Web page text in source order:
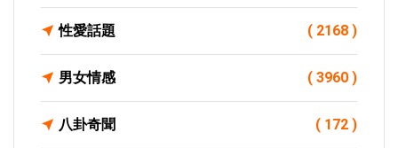
性愛話題 ( 2168 )
男女情感 ( 3960 )
八卦奇聞 ( 172 )